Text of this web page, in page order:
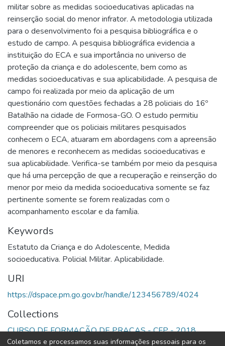
militar sobre as medidas socioeducativas aplicadas na
reinserção social do menor infrator. A metodologia utilizada
para o desenvolvimento foi a pesquisa bibliográfica e o
estudo de campo. A pesquisa bibliográfica evidencia a
instituição do ECA e sua importância no universo de
proteção da criança e do adolescente, bem como as
medidas socioeducativas e sua aplicabilidade. A pesquisa de
campo foi realizada por meio da aplicação de um
questionário com questões fechadas a 28 policiais do 16º
Batalhão na cidade de Formosa-GO. O estudo permitiu
compreender que os policiais militares pesquisados
conhecem o ECA, atuaram em abordagens com a apreensão
de menores e reconhecem as medidas socioeducativas e
sua aplicabilidade. Verifica-se também por meio da pesquisa
que há uma percepção de que a recuperação e reinserção do
menor por meio da medida socioeducativa somente se faz
pertinente somente se forem realizadas com o
acompanhamento escolar e da família.
Keywords
Estatuto da Criança e do Adolescente, Medida
socioeducativa. Policial Militar. Aplicabilidade.
URI
https://dspace.pm.go.gov.br/handle/123456789/4024
Collections
CURSO DE FORMAÇÃO DE PRAÇAS - CFP - 2018
Coletamos e processamos suas informações pessoais para os